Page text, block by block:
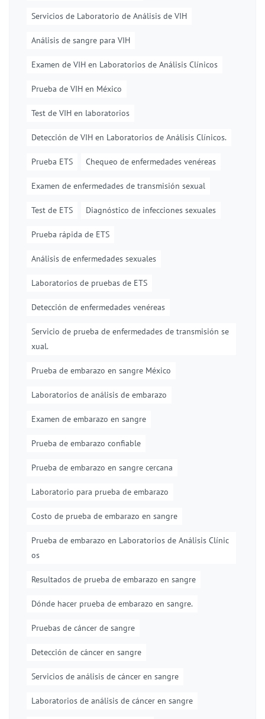
Servicios de Laboratorio de Análisis de VIH
Análisis de sangre para VIH
Examen de VIH en Laboratorios de Análisis Clínicos
Prueba de VIH en México
Test de VIH en laboratorios
Detección de VIH en Laboratorios de Análisis Clínicos.
Prueba ETS Chequeo de enfermedades venéreas
Examen de enfermedades de transmisión sexual
Test de ETS Diagnóstico de infecciones sexuales
Prueba rápida de ETS
Análisis de enfermedades sexuales
Laboratorios de pruebas de ETS
Detección de enfermedades venéreas
Servicio de prueba de enfermedades de transmisión se
xual.
Prueba de embarazo en sangre México
Laboratorios de análisis de embarazo
Examen de embarazo en sangre
Prueba de embarazo confiable
Prueba de embarazo en sangre cercana
Laboratorio para prueba de embarazo
Costo de prueba de embarazo en sangre
Prueba de embarazo en Laboratorios de Análisis Clínic
os
Resultados de prueba de embarazo en sangre
Dónde hacer prueba de embarazo en sangre.
Pruebas de cáncer de sangre
Detección de cáncer en sangre
Servicios de análisis de cáncer en sangre
Laboratorios de análisis de cáncer en sangre